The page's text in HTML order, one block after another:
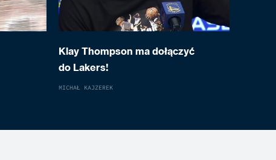
Klay Thompson ma dołączyć
do Lakers!
MICHAŁ KAJZEREK